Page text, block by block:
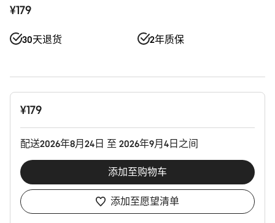
¥179
30天退货 2年质保
产
¥179
配送2026年8月24日 至 2026年9月4日之间
添加至购物车
添加至愿望清单